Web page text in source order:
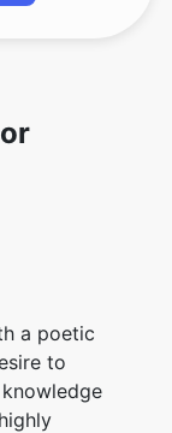
a poetic
to